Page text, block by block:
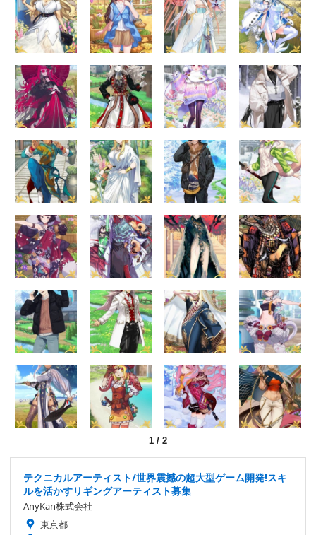
1 / 2
テクニカルアーティスト/世界震撼の超大型ゲーム開発!スキ
ルを活かすリギングアーティスト募集
AnyKan株式会社
東京都